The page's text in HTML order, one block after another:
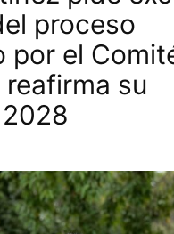
proceso
por el
su